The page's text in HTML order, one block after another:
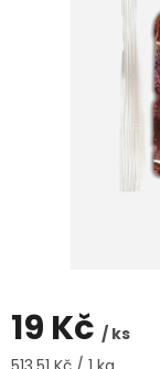
19 Kč / ks